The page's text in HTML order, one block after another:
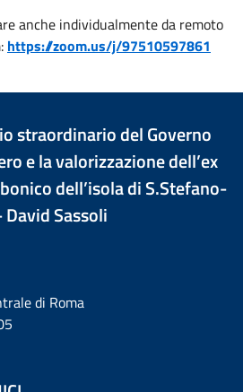
anche individualmente da remoto
https://zoom.us/j/97510597861
straordinario del Governo
e la valorizzazione dell’ex
dell’isola di S.Stefano-
Sassoli
di Roma